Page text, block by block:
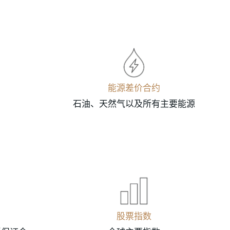
能源差价合约
石油、天然气以及所有主要能源
股票指数